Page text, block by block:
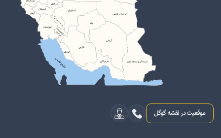
موقعیت در نقشه گوگل